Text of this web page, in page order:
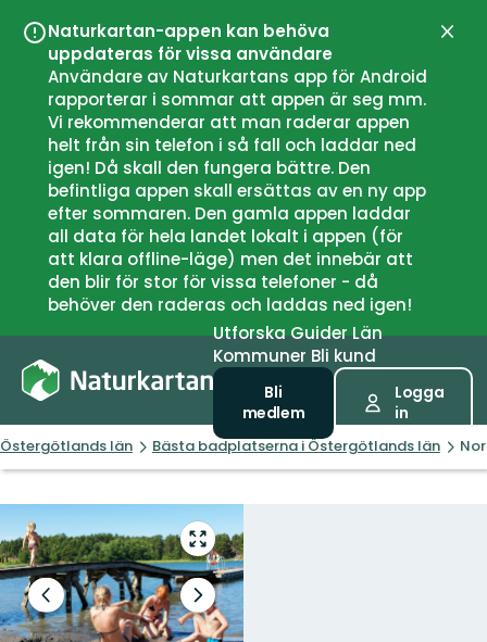
Naturkartan-appen kan behöva
uppdateras för vissa användare
Användare av Naturkartans app för Android
rapporterar i sommar att appen är seg mm.
Vi rekommenderar att man raderar appen
helt från sin telefon i så fall och laddar ned
igen! Då skall den fungera bättre. Den
befintliga appen skall ersättas av en ny app
efter sommaren. Den gamla appen laddar
all data för hela landet lokalt i appen (för
att klara offline-läge) men det innebär att
den blir för stor för vissa telefoner - då
behöver den raderas och laddas ned igen!
UtforskaGuiderLän
Kommuner Bli kund
Bli
medlem
Logga
in
Östergötlands län Bästa badplatserna i Östergötlands län
Gå
till
helskärmsläge
Föregående
bild
Nästa
bildspel